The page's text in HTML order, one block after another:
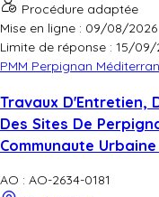
Procédure adaptée
Mise en ligne : 09/08/2026
Limite de réponse : 15/09/
PMM Perpignan
Travaux D'Entretien,
Des Sites De
Communaute
AO : AO-2634-0181